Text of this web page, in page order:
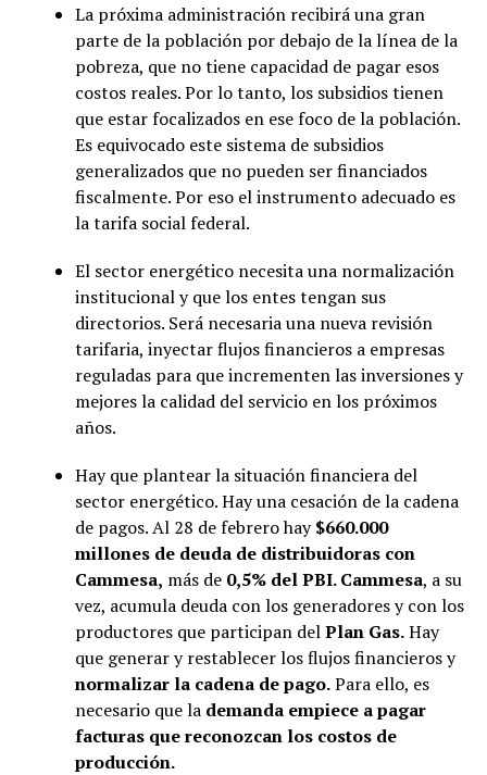
La próxima administración recibirá una gran
parte de la población por debajo de la línea de la
pobreza, que no tiene capacidad de pagar esos
costos reales. Por lo tanto, los subsidios tienen
que estar focalizados en ese foco de la población.
Es equivocado este sistema de subsidios
generalizados que no pueden ser financiados
fiscalmente. Por eso el instrumento adecuado es
la tarifa social federal.
El sector energético necesita una normalización
institucional y que los entes tengan sus
directorios. Será necesaria una nueva revisión
tarifaria, inyectar flujos financieros a empresas
reguladas para que incrementen las inversiones y
mejores la calidad del servicio en los próximos
años.
Hay que plantear la situación financiera del
sector energético. Hay una cesación de la cadena
de pagos. Al 28 de febrero hay$660.000
millones de deuda de distribuidoras con
Cammesa, más de 0,5% del PBI. Cammesa, a su
vez, acumula deuda con los generadores y con los
productores que participan delPlan Gas.Hay
que generar y restablecer los flujos financieros y
normalizar la cadena de pago.Para ello, es
necesario que la demanda empiece a pagar
facturas que reconozcan los costos de
producción.